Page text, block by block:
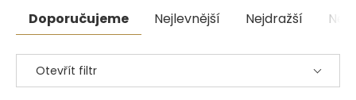
Řazení
produktů
Doporučujeme Nejlevnější Nejdražší
Otevřít filtr